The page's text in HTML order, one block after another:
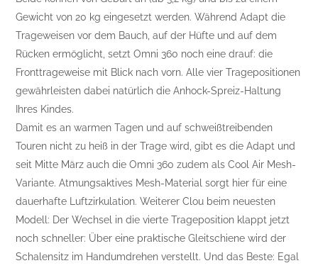
Gewicht von 20 kg eingesetzt werden. Während Adapt die
Trageweisen vor dem Bauch, auf der Hüfte und auf dem
Rücken ermöglicht, setzt Omni 360 noch eine drauf: die
Fronttrageweise mit Blick nach vorn. Alle vier Tragepositionen
gewährleisten dabei natürlich die Anhock-Spreiz-Haltung
Ihres Kindes.
Damit es an warmen Tagen und auf schweißtreibenden
Touren nicht zu heiß in der Trage wird, gibt es die Adapt und
seit Mitte März auch die Omni 360 zudem als Cool Air Mesh-
Variante. Atmungsaktives Mesh-Material sorgt hier für eine
dauerhafte Luftzirkulation. Weiterer Clou beim neuesten
Modell: Der Wechsel in die vierte Trageposition klappt jetzt
noch schneller: Über eine praktische Gleitschiene wird der
Schalensitz im Handumdrehen verstellt. Und das Beste: Egal